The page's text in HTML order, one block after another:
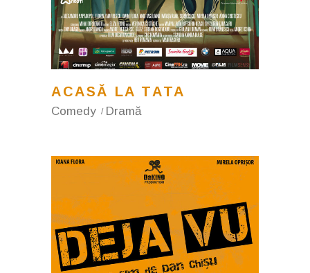
ACASĂ LA TATA
Comedy Dramă